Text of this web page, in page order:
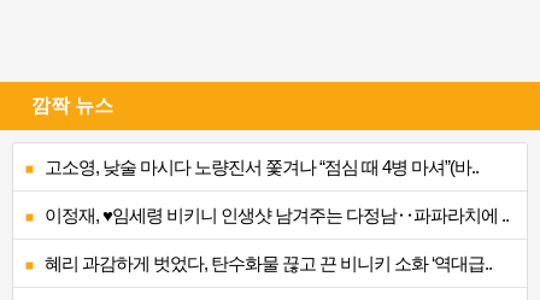
깜짝 뉴스
고소영, 낮술 마시다 노량진서 쫓겨나 “점심 때 4병 마셔”(바..
이정재, ♥임세령 비키니 인생샷 남겨주는 다정남‥파파라치에 ..
혜리 과감하게 벗었다, 탄수화물 끊고 끈 비니키 소화 ‘역대급..